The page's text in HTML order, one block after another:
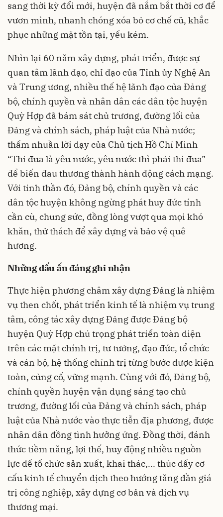
sang thời kỳ đổi mới, huyện đã nắm bắt thời cơ để
vươn mình, nhanh chóng xóa bỏ cơ chế cũ, khắc
phục những mặt tồn tại, yếu kém.
Nhìn lại 60 năm xây dựng, phát triển, được sự
quan tâm lãnh đạo, chỉ đạo của Tỉnh ủy Nghệ An
và Trung ương, nhiều thế hệ lãnh đạo của Đảng
bộ, chính quyền và nhân dân các dân tộc huyện
Quỳ Hợp đã bám sát chủ trương, đường lối của
Đảng và chính sách, pháp luật của Nhà nước;
thấm nhuần lời dạy của Chủ tịch Hồ Chí Minh
“Thi đua là yêu nước, yêu nước thì phải thi đua”
để biến đau thương thành hành động cách mạng.
Với tinh thần đó, Đảng bộ, chính quyền và các
dân tộc huyện không ngừng phát huy đức tính
cần cù, chung sức, đồng lòng vượt qua mọi khó
khăn, thử thách để xây dựng và bảo vệ quê
hương.
Những dấu ấn đáng ghi nhận
Thực hiện phương châm xây dựng Đảng là nhiệm
vụ then chốt, phát triển kinh tế là nhiệm vụ trung
tâm, công tác xây dựng Đảng được Đảng bộ
huyện Quỳ Hợp chú trọng phát triển toàn diện
trên các mặt chính trị, tư tưởng, đạo đức, tổ chức
và cán bộ, hệ thống chính trị từng bước được kiện
toàn, củng cố, vững mạnh. Cùng với đó, Đảng bộ,
chính quyền huyện vận dụng sáng tạo chủ
trương, đường lối của Đảng và chính sách, pháp
luật của Nhà nước vào thực tiễn địa phương, được
nhân dân đồng tình hưởng ứng. Đồng thời, đánh
thức tiềm năng, lợi thế, huy động nhiều nguồn
lực để tổ chức sản xuất, khai thác,... thúc đẩy cơ
cấu kinh tế chuyển dịch theo hướng tăng dần giá
trị công nghiệp, xây dựng cơ bản và dịch vụ
thương mại.